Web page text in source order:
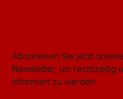
Abonnieren Sie jetzt
Newsletter, um rechtzeitig
informiert zu werden.